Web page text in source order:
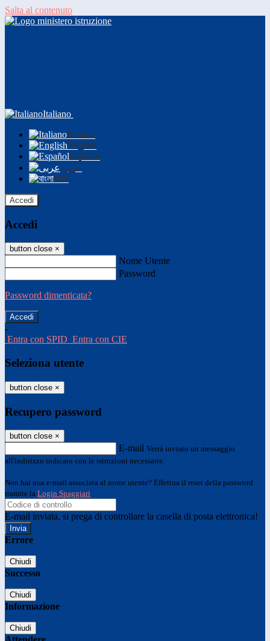
Salta al contenuto
Italiano
Italiano
English
Español
عربى
বাংলা
Accedi
Accedi
button close ×
Nome Utente
Password
Password dimenticata?
-
Entra con SPID Entra con CIE
Seleziona utente
button close ×
Recupero password
button close ×
E-mail Verrà inviato un messaggio
all'indirizzo indicato con le istruzioni necessarie.
Non hai una e-mail associata al nome utente? Effettua il reset della password
tramite la Login Spaggiari
E-mail inviata, si prega di controllare la casella di posta elettronica!
Errore
Chiudi
Successo
Chiudi
Informazione
Chiudi